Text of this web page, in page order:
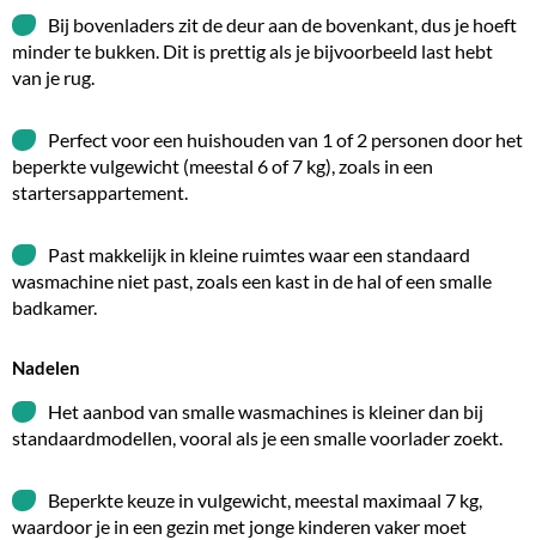
Bij bovenladers zit de deur aan de bovenkant, dus je hoeft
minder te bukken. Dit is prettig als je bijvoorbeeld last hebt
van je rug.
Perfect voor een huishouden van 1 of 2 personen door het
beperkte vulgewicht (meestal 6 of 7 kg), zoals in een
startersappartement.
Past makkelijk in kleine ruimtes waar een standaard
wasmachine niet past, zoals een kast in de hal of een smalle
badkamer.
Nadelen
Het aanbod van smalle wasmachines is kleiner dan bij
standaardmodellen, vooral als je een smalle voorlader zoekt.
Beperkte keuze in vulgewicht, meestal maximaal 7 kg,
waardoor je in een gezin met jonge kinderen vaker moet